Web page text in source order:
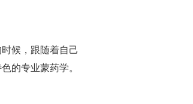
候，跟随着自己
的专业蒙药学。